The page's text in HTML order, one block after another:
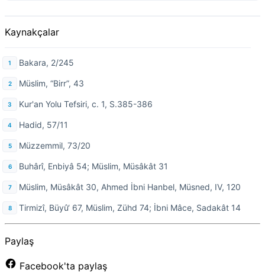
Kaynakçalar
Bakara, 2/245
Müslim, “Birr”, 43
Kur'an Yolu Tefsiri, c. 1, S.385-386
Hadid, 57/11
Müzzemmil, 73/20
Buhârî, Enbiyâ 54; Müslim, Müsâkât 31
Müslim, Müsâkât 30, Ahmed İbni Hanbel, Müsned, IV, 120
Tirmizî, Büyû‘ 67, Müslim, Zühd 74; İbni Mâce, Sadakât 14
Paylaş
Facebook'ta paylaş